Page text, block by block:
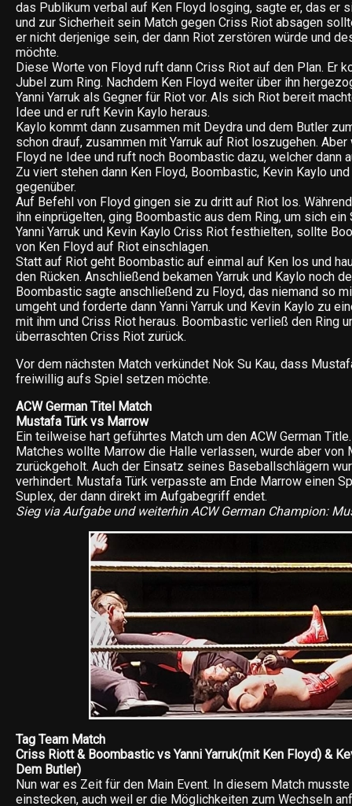
das Publikum verbal auf Ken Floyd losging, sagte er, das er
und zur Sicherheit sein Match gegen Criss Riot absagen
er nicht derjenige sein, der dann Riot zerstören würde und
möchte.
Diese Worte von Floyd ruft dann Criss Riot auf den Plan. Er
Jubel zum Ring. Nachdem Ken Floyd weiter über ihn
Yanni Yarruk als Gegner für Riot vor. Als sich Riot bereit
Idee und er ruft Kevin Kaylo heraus.
Kaylo kommt dann zusammen mit Deydra und dem Butler
schon drauf, zusammen mit Yarruk auf Riot loszugehen.
Floyd ne Idee und ruft noch Boombastic dazu, welcher dann
Zu viert stehen dann Ken Floyd, Boombastic, Kevin Kaylo und
gegenüber.
Auf Befehl von Floyd gingen sie zu dritt auf Riot los.
ihn einprügelten, ging Boombastic aus dem Ring, um sich ein
Yanni Yarruk und Kevin Kaylo Criss Riot festhielten, sollte
von Ken Floyd auf Riot einschlagen.
Statt auf Riot geht Boombastic auf einmal auf Ken los und
den Rücken. Anschließend bekamen Yarruk und Kaylo noch
Boombastic sagte anschließend zu Floyd, das niemand so
umgeht und forderte dann Yanni Yarruk und Kevin Kaylo zu
mit ihm und Criss Riot heraus. Boombastic verließ den Ring
überraschten Criss Riot zurück.
Vor dem nächsten Match verkündet Nok Su Kau, dass
freiwillig aufs Spiel setzen möchte.
ACW German Titel Match
Mustafa Türk vs Marrow
Ein teilweise hart geführtes Match um den ACW German
Matches wollte Marrow die Halle verlassen, wurde aber von
zurückgeholt. Auch der Einsatz seines Baseballschlägern
verhindert. Mustafa Türk verpasste am Ende Marrow einen
Suplex, der dann direkt im Aufgabegriff endet.
Sieg via Aufgabe und weiterhin ACW German Champion:
Tag Team Match
Criss Riott & Boombastic vs Yanni Yarruk(mit Ken Floyd) &
Dem Butler)
Nun war es Zeit für den Main Event. In diesem Match
einstecken, auch weil er die Möglichkeiten zum Wechseln